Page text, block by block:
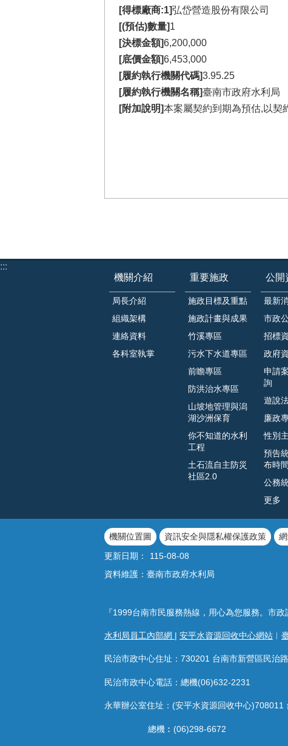
[得標廠商:1]弘岱營造股份有限公司
[(預估)數量]1
[決標金額]6,200,000
[底價金額]6,453,000
[履約執行機關代碼]3.95.25
[履約執行機關名稱]臺南市政府水利局
[附加說明]本案屬契約到期為預估,以契
:::
機關介紹
局長介紹
組織架構
連絡資料
各科室執掌
重要施政
施政目標及重點
施政計畫與成果
竹溪專區
污水下水道專區
前瞻專區
防洪治水專區
山坡地管理與潟
湖沙洲保育
你不知道的水利
工程
土石流自主防災
社區2.0
公開
最新
市政
招標
政府
申請
詢
遊說
廉政
性別
預告
布時
公務
更多
機關位置圖 資訊安全與隱私權保護政策
更新日期：
115-08-08
資料維護：臺南市政府水利局
『1999台南市民服務熱線，用心為您服務。市
水利局員工內部網 | 安平水資源回收中心網站 ︱
民治市政中心住址：730201 台南市新營區民治
民治市政中心電話：總機(06)632-2231
永華辦公室住址：(安平水資源回收中心
總機︰(06)298-6672